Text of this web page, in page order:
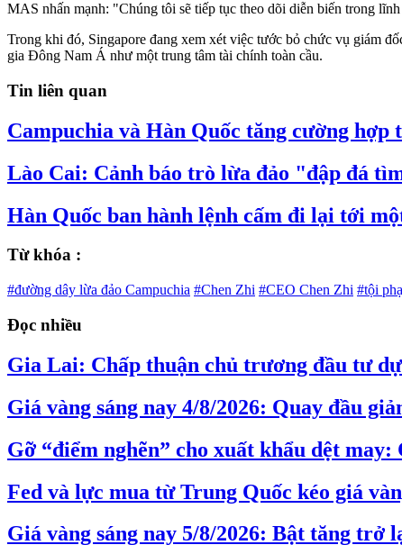
MAS nhấn mạnh: "Chúng tôi sẽ tiếp tục theo dõi diễn biến trong
Trong khi đó, Singapore đang xem xét việc tước bỏ chức vụ giám
gia Đông Nam Á như một trung tâm tài chính toàn cầu.
Tin liên quan
Campuchia và Hàn Quốc tăng cường hợp
Lào Cai: Cảnh báo trò lừa đảo "đập đá
Hàn Quốc ban hành lệnh cấm đi lại tới
Từ khóa :
#đường dây lừa đảo Campuchia #Chen Zhi #CEO Chen Zhi #tội
Đọc nhiều
Gia Lai: Chấp thuận chủ trương đầu tư dự
Giá vàng sáng nay 4/8/2026: Quay đầu
Gỡ “điểm nghẽn” cho xuất khẩu dệt
Fed và lực mua từ Trung Quốc kéo giá
Giá vàng sáng nay 5/8/2026: Bật tăng trở